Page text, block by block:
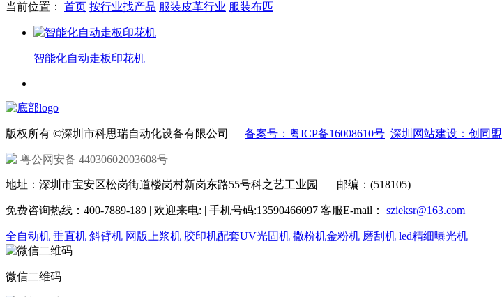
当前位置：
首页 按行业找产品 服装皮革行业 服装布匹
智能化自动走板印花机
版权所有 ©深圳市科思瑞自动化设备有限公司 | 备案号：粤ICP备16008610号 深圳网站建设：创同盟
粤公网安备 44030602003608号
地址：深圳市宝安区松岗街道楼岗村新岗东路55号科之艺工业园 | 邮编：(518105)
免费咨询热线：400-7889-189 | 欢迎来电: | 手机号码:13590466097 客服E-mail： szieksr@163.com
全自动机 垂直机 斜臂机 网版上浆机 胶印机配套UV光固机 撒粉机金粉机 磨刮机 led精细曝光机
微信二维码